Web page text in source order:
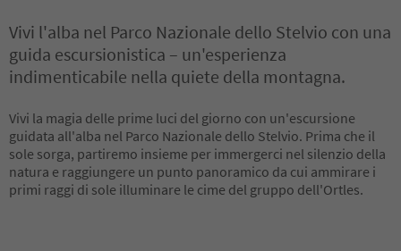
Vivi l'alba nel Parco Nazionale dello Stelvio con una
guida escursionistica – un'esperienza
indimenticabile nella quiete della montagna.
Vivi la magia delle prime luci del giorno con un'escursione
guidata all'alba nel Parco Nazionale dello Stelvio. Prima che il
sole sorga, partiremo insieme per immergerci nel silenzio della
natura e raggiungere un punto panoramico da cui ammirare i
primi raggi di sole illuminare le cime del gruppo dell'Ortles.